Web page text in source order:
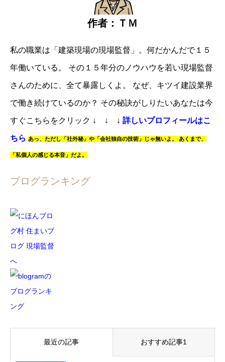
作者：ＴＭ
私の職業は「建築現場の現場監督」。 何だかんだで１５
年働いている。 その１５年分のノウハウを若い現場監督
さんのために、全て暴露しくよ。 なぜ、キツイ建設業界
で働き続けているのか？ その秘訣がしりたいあなたは今
すぐこちらをクリック ↓ ↓ ↓ 詳しいプロフィールはこ
ちら あっ、 ただし「社外秘」や「会社独自の技術」じゃ無いよ。 あくまで、
「私個人の感じる本音」だよ。
ブログランキング
最近の記事 おすすめ記事1